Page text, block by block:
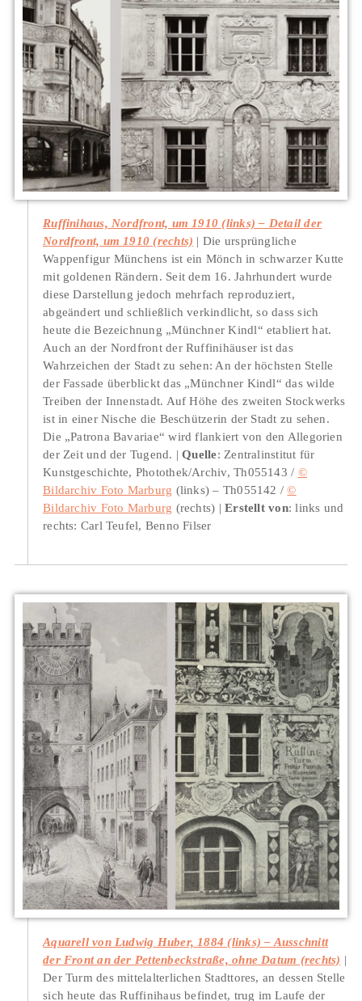
Ruffinihaus, Nordfront, um 1910 (links) – Detail der
Nordfront, um 1910 (rechts)
Die ursprüngliche
Wappenfigur Münchens ist ein Mönch in schwarzer Kutte
mit goldenen Rändern. Seit dem 16. Jahrhundert wurde
diese Darstellung jedoch mehrfach reproduziert,
abgeändert und schließlich verkindlicht, so dass sich
heute die Bezeichnung „Münchner Kindl“ etabliert hat.
Auch an der Nordfront der Ruffinihäuser ist das
Wahrzeichen der Stadt zu sehen: An der höchsten Stelle
der Fassade überblickt das „Münchner Kindl“ das wilde
Treiben der Innenstadt. Auf Höhe des zweiten Stockwerks
ist in einer Nische die Beschützerin der Stadt zu sehen.
Die „Patrona Bavariae“ wird flankiert von den Allegorien
der Zeit und der Tugend.
Quelle: Zentralinstitut für
Kunstgeschichte, Photothek/Archiv, Th055143 / ©
Bildarchiv Foto Marburg (links) – Th055142 /©
Bildarchiv Foto Marburg (rechts) Erstellt von: links und
rechts: Carl Teufel, Benno Filser
Aquarell von Ludwig Huber, 1884 (links) – Ausschnitt
der Front an der Pettenbeckstraße, ohne Datum (rechts)
Der Turm des mittelalterlichen Stadttores, an dessen Stelle
sich heute das Ruffinihaus befindet, trug im Laufe der